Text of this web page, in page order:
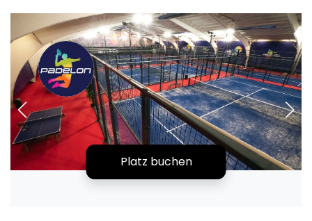
Padelplatzbauer
Verschiedenes
Veranstaltungen
Turniere
International
Playtomic
Ranking Platz buchen